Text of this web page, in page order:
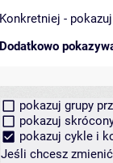
Konkretniej -
Dodatkowo
pokazuj grupy
pokazuj
pokazuj cykle i
Jeśli chcesz